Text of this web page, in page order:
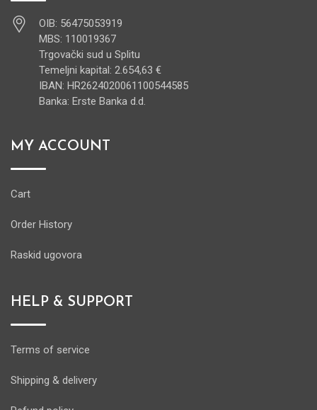
OIB: 56475053919
MBS: 110019367
Trgovački sud u Splitu
Temeljni kapital: 2.654,63 €
IBAN: HR2624020061100544585
Banka: Erste Banka d.d.
MY ACCOUNT
Cart
Order History
Raskid ugovora
HELP & SUPPORT
Terms of service
Shipping & delivery